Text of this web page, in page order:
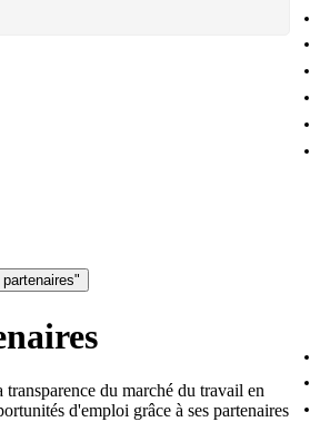
du marché du travail en
d'emploi grâce à ses partenaires